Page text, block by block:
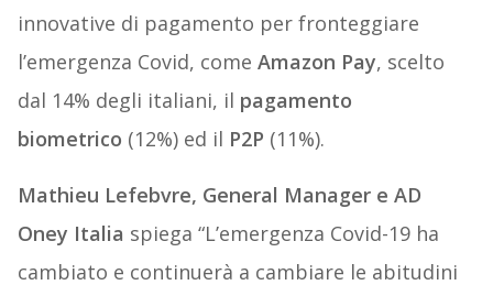
innovative di pagamento per fronteggiare
l’emergenza Covid, come Amazon Pay, scelto
dal 14% degli italiani, il pagamento
biometrico (12%) ed il P2P (11%).
Mathieu Lefebvre, General Manager e AD
Oney Italia spiega “L’emergenza Covid-19 ha
cambiato e continuerà a cambiare le abitudini